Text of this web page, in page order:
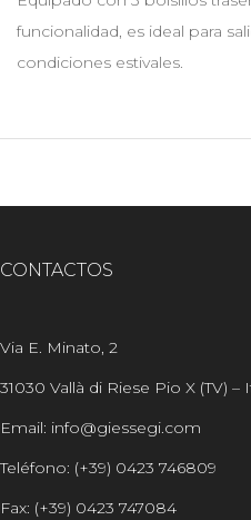
funcionalidad, es ideal para
condiciones estivales.
CONTACTOS
Via E. Minato, 2
31030 Vallà di Riese Pio X (TV) –
Email: info@giessegi.com
Teléfono: (+39) 0423 746809
Fax: (+39) 0423 747084